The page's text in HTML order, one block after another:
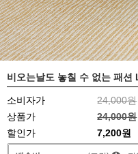
비오는날도 놓칠 수 없는 패션
소비자가
24,000원
상품가
24,000원
할인가
7,200원